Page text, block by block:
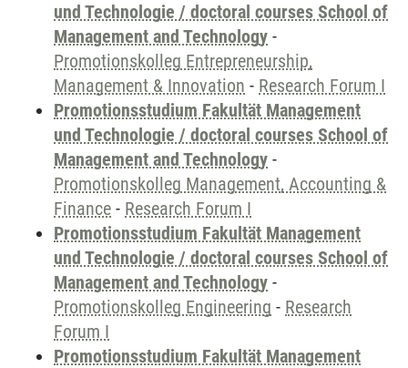
und Technologie / doctoral courses School of
Management and Technology -
Promotionskolleg Entrepreneurship,
Management & Innovation - Research Forum I
Promotionsstudium Fakultät Management
und Technologie / doctoral courses School of
Management and Technology -
Promotionskolleg Management, Accounting &
Finance - Research Forum I
Promotionsstudium Fakultät Management
und Technologie / doctoral courses School of
Management and Technology -
Promotionskolleg Engineering - Research
Forum I
Promotionsstudium Fakultät Management